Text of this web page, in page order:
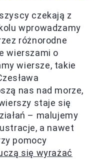
czekają z
wprowadzamy
różnorodne
wierszami o
wiersze, takie
nas nad morze,
staje się
– malujemy
a nawet
pomocy
się wyrażać